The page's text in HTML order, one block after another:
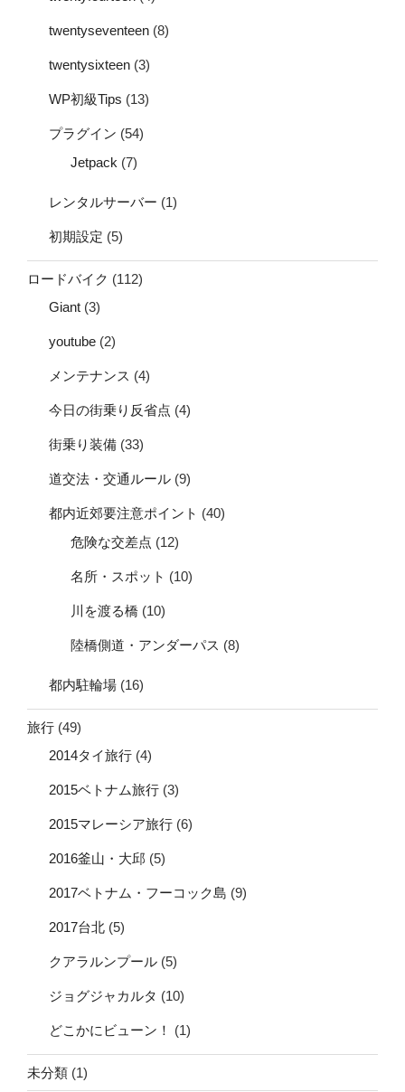
twentyseventeen (8)
twentysixteen (3)
WP初級Tips (13)
プラグイン (54)
Jetpack (7)
レンタルサーバー (1)
初期設定 (5)
ロードバイク (112)
Giant (3)
youtube (2)
メンテナンス (4)
今日の街乗り反省点 (4)
街乗り装備 (33)
道交法・交通ルール (9)
都内近郊要注意ポイント (40)
危険な交差点 (12)
名所・スポット (10)
川を渡る橋 (10)
陸橋側道・アンダーパス (8)
都内駐輪場 (16)
旅行 (49)
2014タイ旅行 (4)
2015ベトナム旅行 (3)
2015マレーシア旅行 (6)
2016釜山・大邱 (5)
2017ベトナム・フーコック島 (9)
2017台北 (5)
クアラルンプール (5)
ジョグジャカルタ (10)
どこかにビューン！ (1)
未分類 (1)